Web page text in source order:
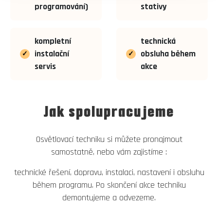
programování)
stativy
✓
kompletní
instalační
servis
✓
technická
obsluha během
akce
Jak spolupracujeme
Osvětlovací techniku si můžete pronajmout
samostatně, nebo vám zajistíme :
technické řešení, dopravu, instalaci, nastavení i obsluhu
během programu. Po skončení akce techniku
demontujeme a odvezeme.